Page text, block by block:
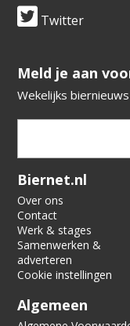
Twitter
​​​​​​​Meld je aan
Wekelijks
Verification code:
Biernet.nl
Over ons
Contact
Werk & stages
Samenwerken &
adverteren
Cookie instellingen
Algemeen